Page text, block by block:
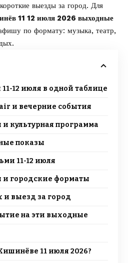
выезды за город. Для
11 12 июля 2026 выходные
по формату: музыка, театр,
12 июля в одной таблице
и вечерние события
и культурная программа
показы
11-12 июля
и городские форматы
выезд за город
на эти выходные
11 июля 2026?